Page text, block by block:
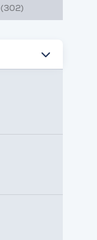
(302)